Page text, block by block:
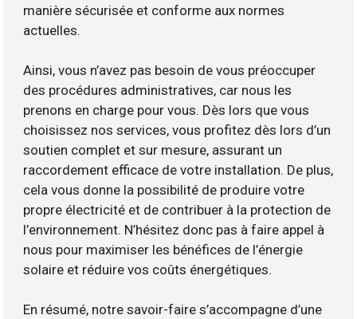
manière sécurisée et conforme aux normes
actuelles.
Ainsi, vous n’avez pas besoin de vous préoccuper
des procédures administratives, car nous les
prenons en charge pour vous. Dès lors que vous
choisissez nos services, vous profitez dès lors d’un
soutien complet et sur mesure, assurant un
raccordement efficace de votre installation. De plus,
cela vous donne la possibilité de produire votre
propre électricité et de contribuer à la protection de
l’environnement. N’hésitez donc pas à faire appel à
nous pour maximiser les bénéfices de l’énergie
solaire et réduire vos coûts énergétiques.
En résumé, notre savoir-faire s’accompagne d’une